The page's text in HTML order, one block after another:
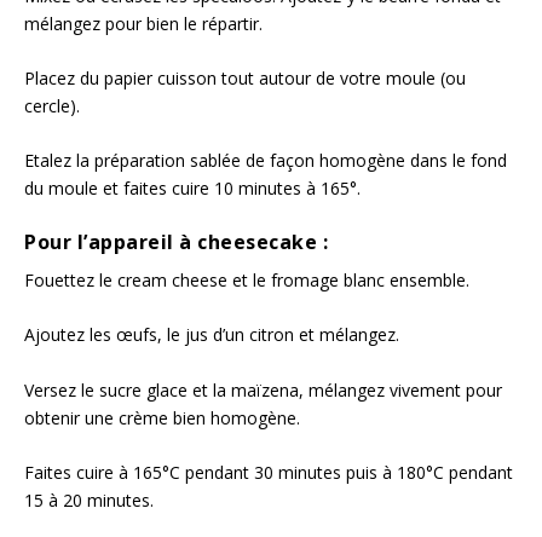
mélangez pour bien le répartir.
Placez du papier cuisson tout autour de votre moule (ou
cercle).
Etalez la préparation sablée de façon homogène dans le fond
du moule et faites cuire 10 minutes à 165°.
Pour l’appareil à cheesecake :
Fouettez le cream cheese et le fromage blanc ensemble.
Ajoutez les œufs, le jus d’un citron et mélangez.
Versez le sucre glace et la maïzena, mélangez vivement pour
obtenir une crème bien homogène.
Faites cuire à 165°C pendant 30 minutes puis à 180°C pendant
15 à 20 minutes.